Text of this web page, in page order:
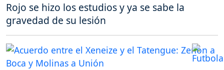
Rojo se hizo los estudios y ya se sabe la
gravedad de su lesión